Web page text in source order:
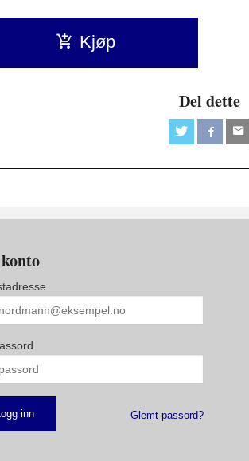
Kjøp
Del dette
Glemt passord?